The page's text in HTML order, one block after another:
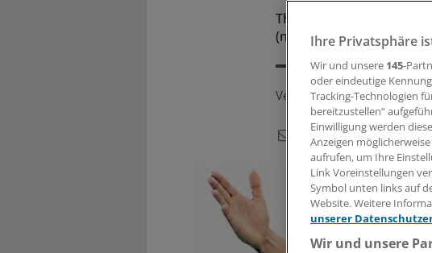
Thomas Müller gibt
(noch) nicht ins Turnier.
Veröffentlicht:26.06.2018,
Ihre Privatsphäre
Wir und unsere 145-
oder eindeutige
Tracking-Technologien
bereitzustellen“
Einwilligung werden
Anzeigen
aufrufen, um Ihre
Link Voreinstellungen
Symbol unten links auf
Website. Weitere
unserer
Wir und unsere